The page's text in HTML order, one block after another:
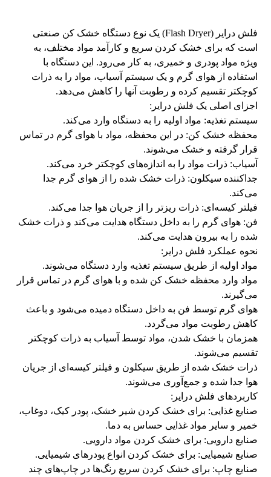
فلش درایر (Flash Dryer) یک نوع دستگاه خشک کن صنعتی
است که برای خشک کردن سریع و کارآمد مواد مختلف، به
ویژه مواد پودری و خمیری، به کار می‌رود. این دستگاه با
استفاده از هوای گرم و یک سیستم آسیاب، مواد را به ذرات
کوچکتر تقسیم کرده و رطوبت آنها را کاهش می‌دهد.
اجزای اصلی یک فلش درایر:
سیستم تغذیه: مواد اولیه را به دستگاه وارد می‌کند.
محفظه خشک کن: در این محفظه، مواد با هوای گرم در تماس
قرار گرفته و خشک می‌شوند.
آسیاب: ذرات مواد را به اندازه‌های کوچکتر خرد می‌کند.
جداکننده سیکلون: ذرات خشک شده را از هوای گرم جدا
می‌کند.
فیلتر کیسه‌ای: ذرات ریزتر را از جریان هوا جدا می‌کند.
فن: هوای گرم را به داخل دستگاه هدایت می‌کند و ذرات خشک
شده را به بیرون هدایت می‌کند.
نحوه عملکرد فلش درایر:
مواد اولیه از طریق سیستم تغذیه وارد دستگاه می‌شوند.
مواد وارد محفظه خشک کن شده و با هوای گرم در تماس قرار
می‌گیرند.
هوای گرم توسط فن به داخل دستگاه دمیده می‌شود و باعث
کاهش رطوبت مواد می‌گردد.
همزمان با خشک شدن، مواد توسط آسیاب به ذرات کوچکتر
تقسیم می‌شوند.
ذرات خشک شده از طریق سیکلون و فیلتر کیسه‌ای از جریان
هوا جدا شده و جمع‌آوری می‌شوند.
کاربردهای فلش درایر:
صنایع غذایی: برای خشک کردن شیر خشک، پودر کیک، دوغاب،
خمیر و سایر مواد غذایی حساس به دما.
صنایع دارویی: برای خشک کردن مواد دارویی.
صنایع شیمیایی: برای خشک کردن انواع پودرهای شیمیایی.
صنایع چاپ: برای خشک کردن سریع رنگ‌ها در چاپ‌های چند